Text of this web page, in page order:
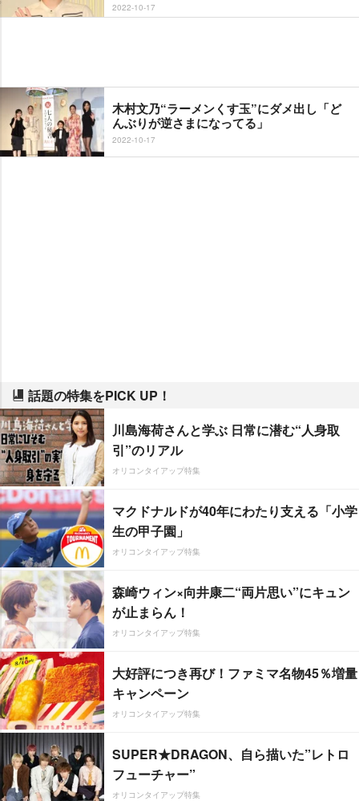
2022-10-17
木村文乃“ラーメンくす玉”にダメ出し「ど
んぶりが逆さまになってる」
2022-10-17
話題の特集をPICK UP！
川島海荷さんと学ぶ 日常に潜む“人身取
引”のリアル
オリコンタイアップ特集
マクドナルドが40年にわたり支える「小学
生の甲子園」
オリコンタイアップ特集
森崎ウィン×向井康二“両片思い”にキュン
が止まらん！
オリコンタイアップ特集
大好評につき再び！ファミマ名物45％増量
キャンペーン
オリコンタイアップ特集
SUPER★DRAGON、自ら描いた”レトロ
フューチャー”
オリコンタイアップ特集